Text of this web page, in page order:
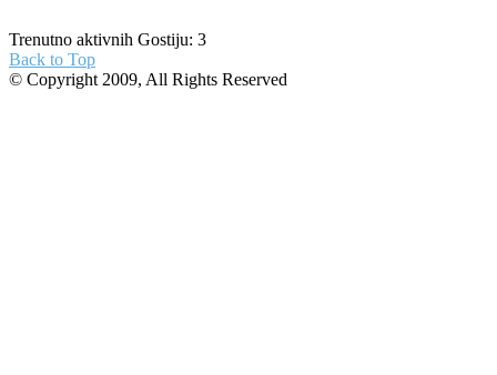
Trenutno aktivnih Gostiju: 3
Back to Top
© Copyright 2009, All Rights Reserved